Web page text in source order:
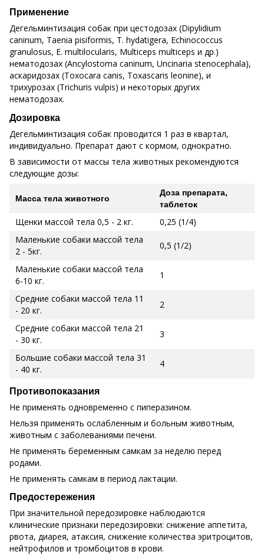
Применение
Дегельминтизация собак при цестодозах (Dipylidium
caninum, Taenia pisiformis, T. hydatigera, Echinococcus
granulosus, E. multilocularis, Multiceps multiceps и др.)
нематодозах (Ancylostoma caninum, Uncinaria stenocephala),
acкаридозах (Toxocara canis, Toxascaris leonine), и
трихурозах (Trichuris vulpis) и некоторых других
нематодозах.
Дозировка
Дегельминтизация собак проводится 1 раз в квартал,
индивидуально. Препарат дают с кормом, однократно.
В зависимости от массы тела животных рекомендуются
следующие дозы:
Масса тела животного
Доза препарата,
таблеток
Щенки массой тела 0,5 - 2 кг.
0,25 (1/4)
Маленькие собаки массой тела
2 - 5кг.
0,5 (1/2)
Маленькие собаки массой тела
6-10 кг.
1
Средние собаки массой тела 11
- 20 кг.
2
Средние собаки массой тела 21
- 30 кг.
3
Большие собаки массой тела 31
- 40 кг.
4
Противопоказания
Не применять одновременно с пиперазином.
Нельзя применять ослабленным и больным животным,
животным с заболеваниями печени.
Не применять беременным самкам за неделю перед
родами.
Не применять самкам в период лактации.
Предостережения
При значительной передозировке наблюдаются
клинические признаки передозировки: снижение аппетита,
рвота, диарея, атаксия, снижение количества эритроцитов,
нейтрофилов и тромбоцитов в крови.